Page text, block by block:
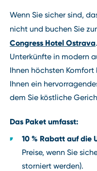
Wenn Sie sicher sind,
nicht und buchen Sie
Congress Hotel Ostrava
Unterkünfte in modern
Ihnen höchsten
Ihnen ein
dem Sie köstliche
Das Paket umfasst:
10 % Rabatt auf die
Preise, wenn Sie
storniert werden).